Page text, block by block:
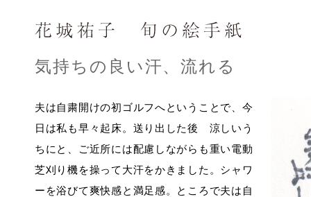
気持ちの良い汗、流れる
夫は自粛開けの初ゴルフへということで、今
日は私も早々起床。送り出した後 涼しいう
ちにと、ご近所には配慮しながらも重い電動
芝刈り機を操って大汗をかきました。シャワ
ーを浴びて爽快感と満足感。ところで夫は自